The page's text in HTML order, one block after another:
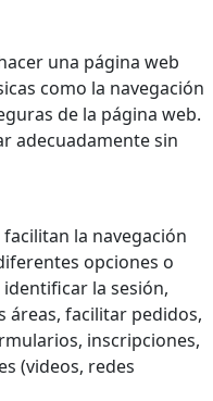
una página web
como la navegación
de la página web.
adecuadamente sin
la navegación
opciones o
la sesión,
áreas, facilitar pedidos,
inscripciones,
(videos, redes